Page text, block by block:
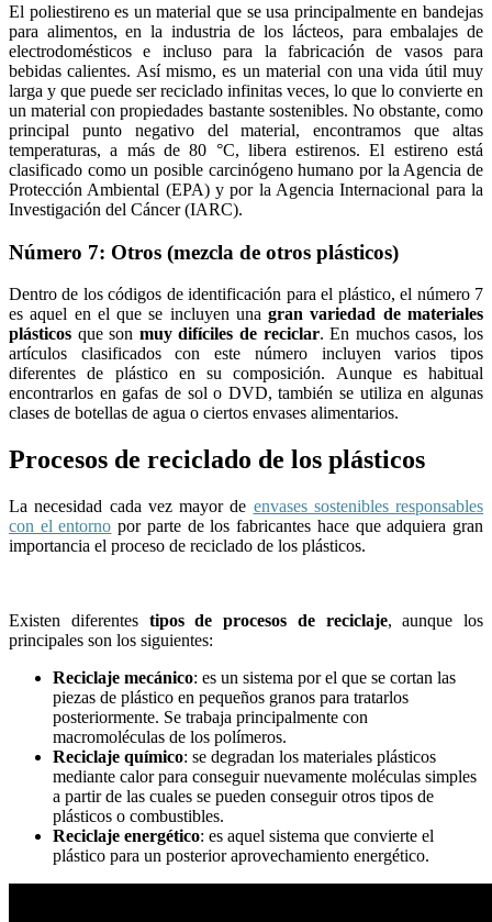
El poliestireno es un material que se usa principalmente en bandejas
para alimentos, en la industria de los lácteos, para embalajes de
electrodomésticos e incluso para la fabricación de vasos para
bebidas calientes. Así mismo, es un material con una vida útil muy
larga y que puede ser reciclado infinitas veces, lo que lo convierte en
un material con propiedades bastante sostenibles. No obstante, como
principal punto negativo del material, encontramos que altas
temperaturas, a más de 80 °C, libera estirenos. El estireno está
clasificado como un posible carcinógeno humano por la Agencia de
Protección Ambiental (EPA) y por la Agencia Internacional para la
Investigación del Cáncer (IARC).
Número 7: Otros (mezcla de otros plásticos)
Dentro de los códigos de identificación para el plástico, el número 7
es aquel en el que se incluyen unagran variedad de materiales
plásticos que son muy difíciles de reciclar. En muchos casos, los
artículos clasificados con este número incluyen varios tipos
diferentes de plástico en su composición. Aunque es habitual
encontrarlos en gafas de sol o DVD, también se utiliza en algunas
clases de botellas de agua o ciertos envases alimentarios.
Procesos de reciclado de los plásticos
La necesidad cada vez mayor de envases sostenibles responsables
con el entorno por parte de los fabricantes hace que adquiera gran
importancia el proceso de reciclado de los plásticos.
Existen diferentes tipos de procesos de reciclaje, aunque los
principales son los siguientes:
Reciclaje mecánico: es un sistema por el que se cortan las
piezas de plástico en pequeños granos para tratarlos
posteriormente. Se trabaja principalmente con
macromoléculas de los polímeros.
Reciclaje químico: se degradan los materiales plásticos
mediante calor para conseguir nuevamente moléculas simples
a partir de las cuales se pueden conseguir otros tipos de
plásticos o combustibles.
Reciclaje energético: es aquel sistema que convierte el
plástico para un posterior aprovechamiento energético.